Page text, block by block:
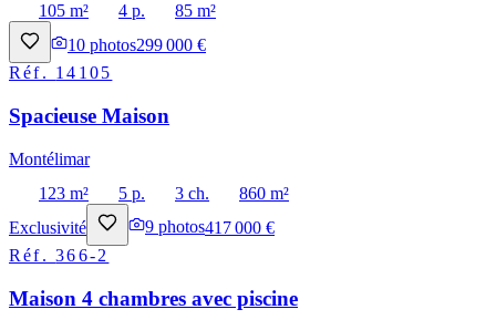
105 m²
4 p.
85 m²
10 photos299 000 €
Réf. 14105
Spacieuse Maison
Montélimar
123 m²
5 p. 3 ch.
860 m²
Exclusivité
9 photos417 000 €
Réf.366-2
Maison 4 chambres avec piscine